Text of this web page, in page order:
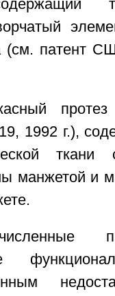
(см. патент
1992 г.),
манжетой и